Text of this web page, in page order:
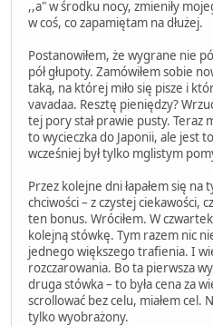
,,a" w środku nocy, zmieniły
w coś, co zapamiętam na dłużej.
Postanowiłem, że wygrane nie
pół głupoty. Zamówiłem sobie
taką, na której miło się pisze i
vavadaa. Resztę pieniędzy?
tej pory stał prawie pusty. Teraz
to wycieczka do Japonii, ale jest
wcześniej był tylko mglistym
Przez kolejne dni łapałem się na
chciwości – z czystej ciekawości,
ten bonus. Wróciłem. W
kolejną stówkę. Tym razem nic
jednego większego trafienia. I
rozczarowania. Bo ta pierwsza
druga stówka – to była cena za
scrollować bez celu, miałem cel.
tylko wyobrażony.